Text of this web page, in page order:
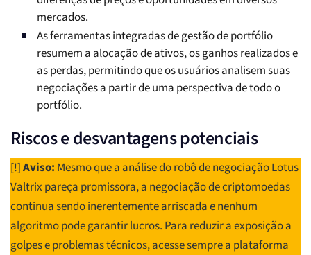
mercados.
As ferramentas integradas de gestão de portfólio
resumem a alocação de ativos, os ganhos realizados e
as perdas, permitindo que os usuários analisem suas
negociações a partir de uma perspectiva de todo o
portfólio.
Riscos e desvantagens potenciais
[!]Aviso: Mesmo que a análise do robô de negociação Lotus
Valtrix pareça promissora, a negociação de criptomoedas
continua sendo inerentemente arriscada e nenhum
algoritmo pode garantir lucros. Para reduzir a exposição a
golpes e problemas técnicos, acesse sempre a plataforma